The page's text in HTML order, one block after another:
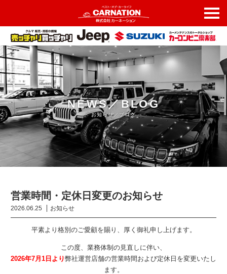
NEWS／BLOG
お知らせ／ブログ
営業時間・定休日変更のお知らせ
2026.06.25 お知らせ
平素より格別のご愛顧を賜り、厚く御礼申し上げます。
この度、業務体制の見直しに伴い、
2026年7月1日より弊社運営店舗の営業時間および定休日を変更いたし
ます。